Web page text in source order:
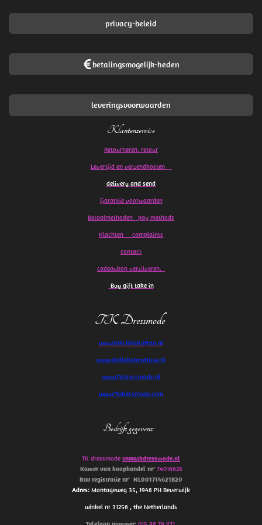
privacy-beleid
betalingsmogelijk-heden
leveringsvoorwaarden
Klantenservice
Retourneren. retour
Levertijd en verzendkosten
delivery and send
Garantie voorwaarden
Betaalmethoden pay methods
Klachten complaints
contact
cadeaubon verzilveren.
Buy gift take in
TK Dressmode
www.TakchitaKaftan.nl
www.djellababoutique.nl
www.TKdressmode.nl
www.Tkdressmode.com
Bedrijfs gegevens:
TK dressmode www.tkdressmode.nl
Kamer van koophandel nr’ 74016628
Btw registratie nr’ NL001714621B20
Adres: Montageweg 35, 1948 PH Beverwijk
winkel nr 31256 , the Netherlands